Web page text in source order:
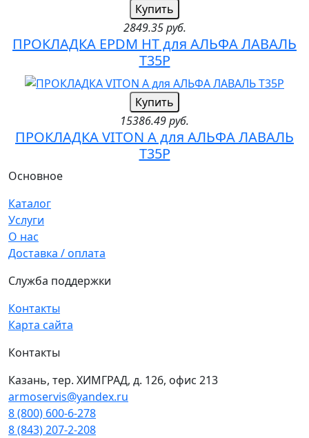
Купить
2849.35 руб.
ПРОКЛАДКА EPDM HT для АЛЬФА ЛАВАЛЬ
T35P
Купить
15386.49 руб.
ПРОКЛАДКА VITON A для АЛЬФА ЛАВАЛЬ
T35P
Основное
Каталог
Услуги
О нас
Доставка / оплата
Служба поддержки
Контакты
Карта сайта
Контакты
Казань, тер. ХИМГРАД, д. 126, офис 213
armoservis@yandex.ru
8 (800) 600-6-278
8 (843) 207-2-208